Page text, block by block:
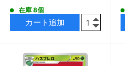
価在庫 8個
カート追加